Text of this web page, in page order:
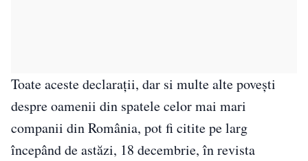
Toate aceste declarații, dar si multe alte povești
despre oamenii din spatele celor mai mari
companii din România, pot fi citite pe larg
începând de astăzi, 18 decembrie, în revista